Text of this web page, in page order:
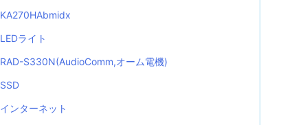
KA270HAbmidx
LEDライト
RAD-S330N(AudioComm,オーム電機)
SSD
インターネット